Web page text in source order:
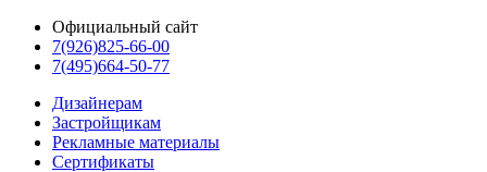
Официальный сайт
7(926)825-66-00
7(495)664-50-77
Дизайнерам
Застройщикам
Рекламные материалы
Сертификаты